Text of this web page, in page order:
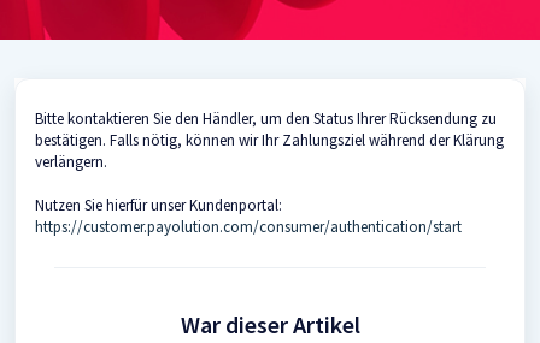
Bitte kontaktieren Sie den Händler, um den Status Ihrer Rücksendung zu
bestätigen. Falls nötig, können wir Ihr Zahlungsziel während der Klärung
verlängern.
Nutzen Sie hierfür unser Kundenportal:
https://customer.payolution.com/consumer/authentication/start
War dieser Artikel